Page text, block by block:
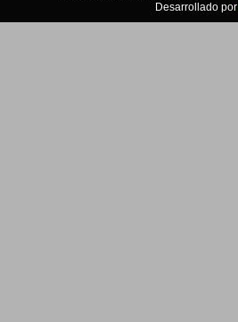
Desarrollado por